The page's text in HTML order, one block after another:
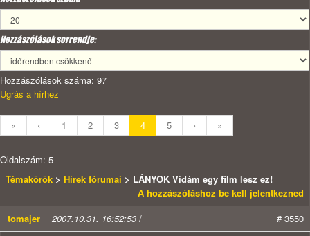
Hozzászólások sorrendje:
Hozzászólások száma: 97
Ugrás a hírhez
« ‹ 1 2 3 4 5 › »
Oldalszám: 5
Témakörök > Hírek fórumai > LÁNYOK Vidám egy film lesz ez!
A hozzászóláshoz be kell jelentkezned
tomajer
2007.10.31. 16:52:53 /
# 3550